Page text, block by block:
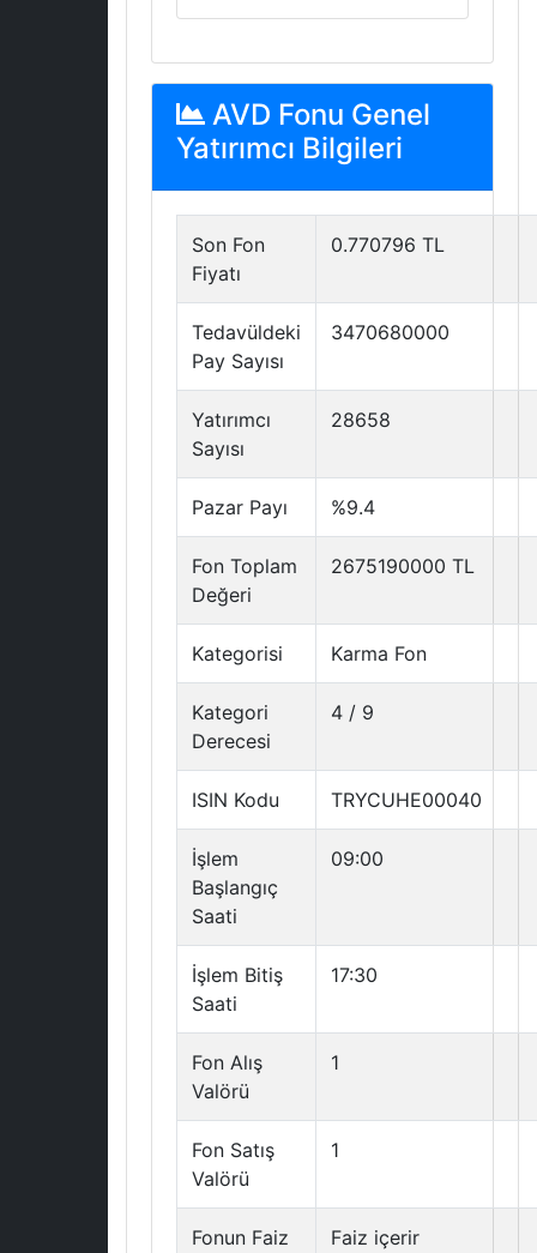
AVD Fonu Genel
Yatırımcı Bilgileri
Son Fon
Fiyatı
0.770796 TL
Tedavüldeki
Pay Sayısı
3470680000
Yatırımcı
Sayısı
28658
Pazar Payı %9.4
Fon Toplam
Değeri
2675190000 TL
Kategorisi Karma Fon
Kategori
Derecesi
4 / 9
ISIN Kodu TRYCUHE00040
İşlem
Başlangıç
Saati
09:00
İşlem Bitiş
Saati
17:30
Fon Alış
Valörü
1
Fon Satış
Valörü
1
Fonun Faiz
Faiz içerir